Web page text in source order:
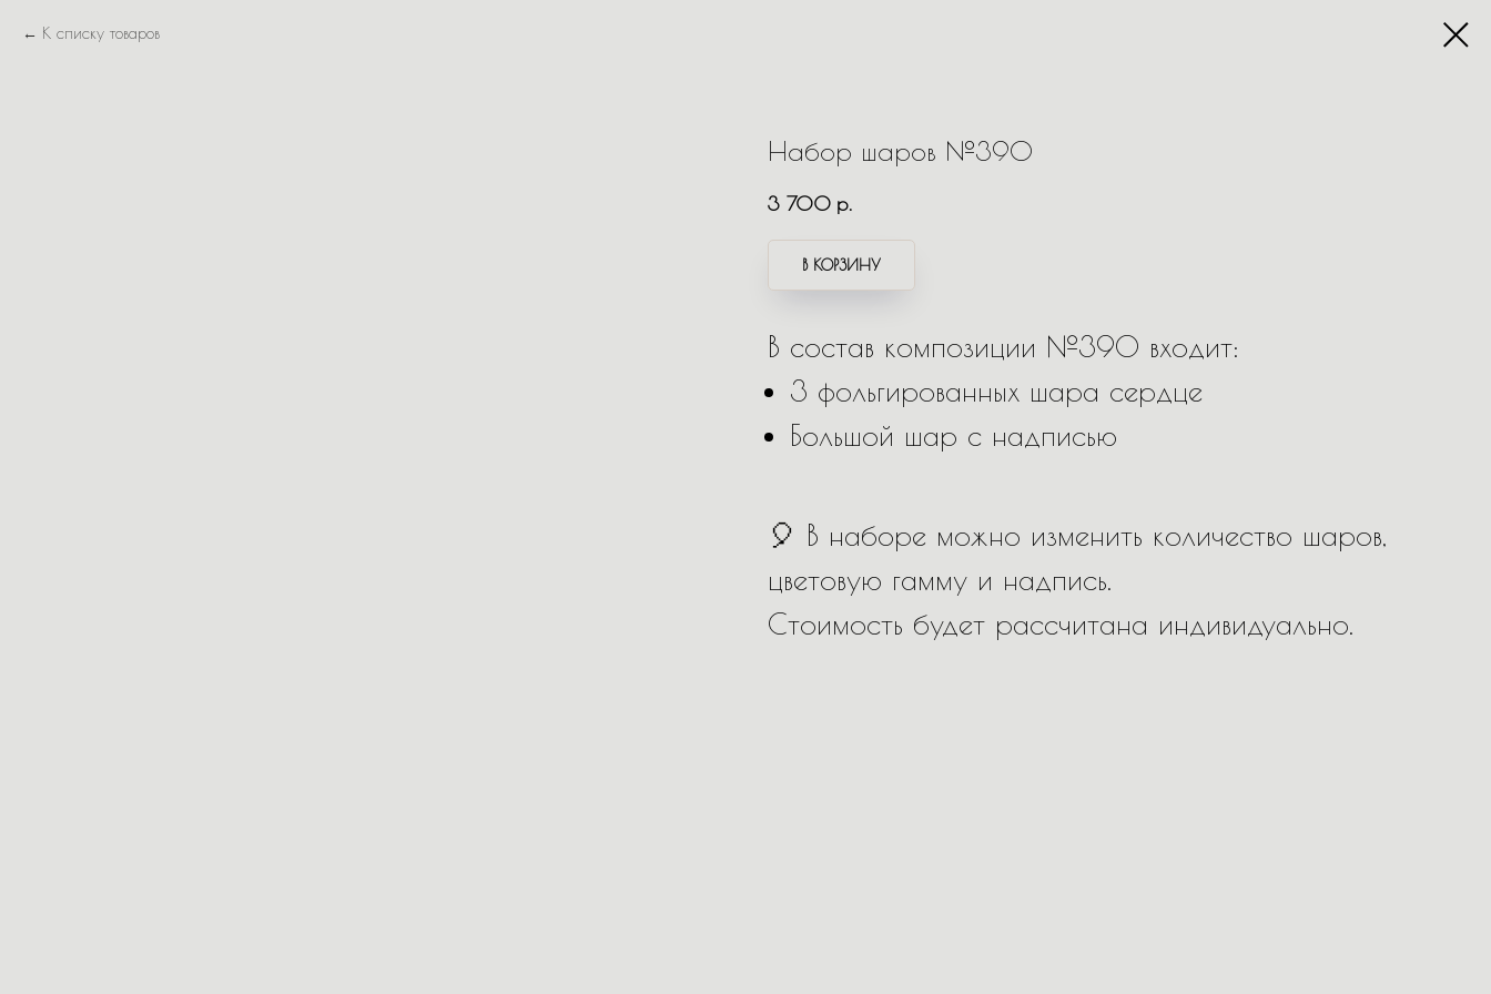
К списку товаров
Набор шаров №390
3 700 р.
В КОРЗИНУ
В состав композиции №390 входит:
3 фольгированных шара сердце
Большой шар с надписью
🎈 В наборе можно изменить количество шаров,
цветовую гамму и надпись.
Стоимость будет рассчитана индивидуально.